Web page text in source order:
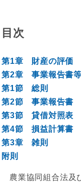
目次
第1章 財産の評価
第2章 事業報告書
第1節 総則
第2節 事業報告書
第3節 貸借対照表
第4節 損益計算書
第3章 雑則
附則
農業協同組合法及